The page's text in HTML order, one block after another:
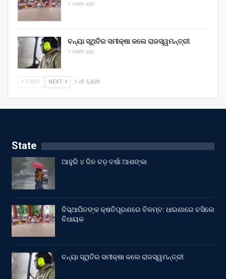
1 week ago
ବନ୍ୟା ସ୍ଥିତିର ସମୀକ୍ଷା କଲେ ରାଜସ୍ୱମନ୍ତ୍ରୀ
1 week ago
PREV NEXT 1 of 5,609
State
ଆହୁରି ୪ ଦିନ ବଡ଼ ବର୍ଷା ଆଶଙ୍କା
ବିସ୍ଥାପିତଙ୍କ କ୍ଷତିପୂରଣରେ ବିଳମ୍ବ: ଧାରଣାରେ ବସିଲେ
ବିଧାୟକ
ବନ୍ୟା ସ୍ଥିତିର ସମୀକ୍ଷା କଲେ ରାଜସ୍ୱମନ୍ତ୍ରୀ